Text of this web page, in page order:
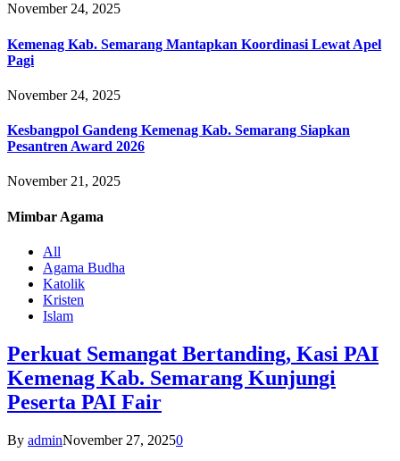
November 24, 2025
Kemenag Kab. Semarang Mantapkan Koordinasi Lewat Apel
Pagi
November 24, 2025
Kesbangpol Gandeng Kemenag Kab. Semarang Siapkan
Pesantren Award 2026
November 21, 2025
Mimbar Agama
All
Agama Budha
Katolik
Kristen
Islam
Perkuat Semangat Bertanding, Kasi PAI
Kemenag Kab. Semarang Kunjungi
Peserta PAI Fair
By adminNovember 27, 20250